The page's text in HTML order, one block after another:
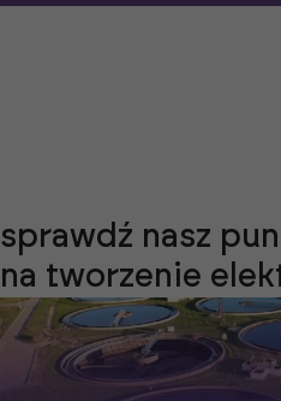
sprawdź nasz
na tworzenie